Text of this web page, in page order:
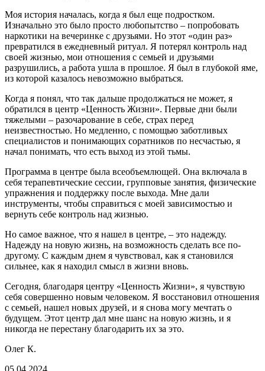
Моя история началась, когда я был еще подростком.
Изначально это было просто любопытство – попробовать
наркотики на вечеринке с друзьями. Но этот «один раз»
превратился в ежедневный ритуал. Я потерял контроль над
своей жизнью, мои отношения с семьей и друзьями
разрушились, а работа ушла в прошлое. Я был в глубокой яме,
из которой казалось невозможно выбраться.
Когда я понял, что так дальше продолжаться не может, я
обратился в центр «Ценность Жизни». Первые дни были
тяжелыми – разочарование в себе, страх перед
неизвестностью. Но медленно, с помощью заботливых
специалистов и понимающих соратников по несчастью, я
начал понимать, что есть выход из этой тьмы.
Программа в центре была всеобъемлющей. Она включала в
себя терапевтические сессии, групповые занятия, физические
упражнения и поддержку после выхода. Мне дали
инструменты, чтобы справиться с моей зависимостью и
вернуть себе контроль над жизнью.
Но самое важное, что я нашел в центре, – это надежду.
Надежду на новую жизнь, на возможность сделать все по-
другому. С каждым днем я чувствовал, как я становился
сильнее, как я находил смысл в жизни вновь.
Сегодня, благодаря центру «Ценность Жизни», я чувствую
себя совершенно новым человеком. Я восстановил отношения
с семьей, нашел новых друзей, и я снова могу мечтать о
будущем. Этот центр дал мне шанс на новую жизнь, и я
никогда не перестану благодарить их за это.
Олег К.
05.04.2024